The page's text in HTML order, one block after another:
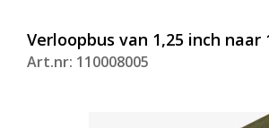
Verloopbus van 1,25 inch naar
Art.nr: 110008005